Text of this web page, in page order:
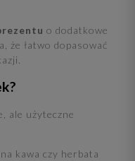
o dodatkowe
że łatwo dopasować
ale użyteczne
kawa czy herbata